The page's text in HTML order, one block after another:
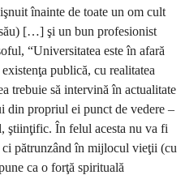
înainte de toate un om cult
[…] şi un bun profesionist
“Universitatea este în afară
publică, cu realitatea
trebuie să intervină în actualitate
din propriul ei punct de vedere –
În felul acesta nu va fi
pătrunzând în mijlocul vieţii (cu
ca o forţă spirituală